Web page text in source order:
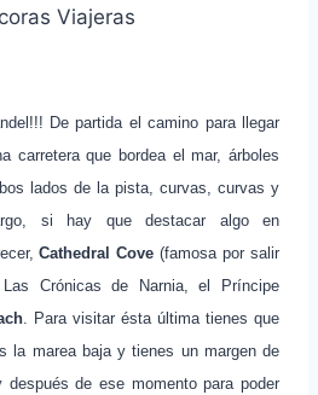
Viajeras
De partida el camino para llegar
carretera que bordea el mar, árboles
lados de la pista, curvas, curvas y
si hay que destacar algo en
Cathedral Cove(famosa por salir
Crónicas de Narnia, el Príncipe
. Para visitar ésta última tienes que
la marea baja y tienes un margen de
de ese momento para poder